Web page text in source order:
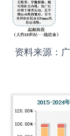
资料来源：